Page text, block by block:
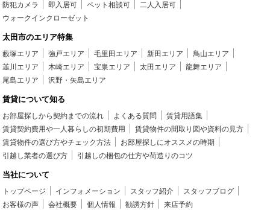
防犯カメラ
即入居可 ペット相談可
二人入居可
ウォークインクローゼット
太田市のエリア特集
藪塚エリア 強戸エリア 毛里田エリア 新田エリア
鳥山エリア
韮川エリア
木崎エリア 宝泉エリア 太田エリア
龍舞エリア
尾島エリア
沢野・矢島エリア
賃貸について知る
お部屋探しから契約までの流れ よくある質問
賃貸用語集
賃貸契約費用や一人暮らしの初期費用
賃貸物件の間取り図や資料の見方
賃貸物件の選び方やチェック方法
お部屋探しにオススメの時期
引越し業者の選び方
引越しの梱包の仕方や荷造りのコツ
当社について
トップページ インフォメーション スタッフ紹介
スタッフブログ
お客様の声
会社概要 個人情報 勧誘方針 来店予約